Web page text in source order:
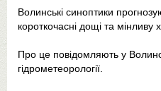
Волинські синоптики
короткочасні дощі та мінливу
Про це повідомляють у
гідрометеорології.